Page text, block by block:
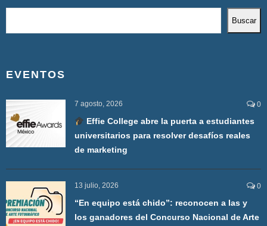
Buscar
EVENTOS
7 agosto, 2026 0
Effie College abre la puerta a estudiantes
universitarios para resolver desafíos reales
de marketing
13 julio, 2026 0
“En equipo está chido”: reconocen a las y
los ganadores del Concurso Nacional de Arte